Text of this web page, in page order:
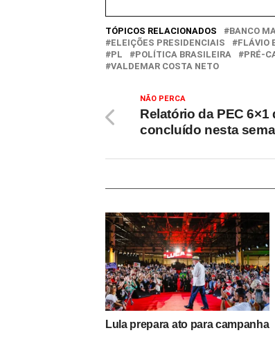
TÓPICOS RELACIONADOS BANCO
ELEIÇÕES PRESIDENCIAIS
FLÁVIO
PL
POLÍTICA BRASILEIRA PRÉ-
VALDEMAR COSTA NETO
NÃO PERCA
Relatório da PEC 6×1
concluído nesta
Lula prepara ato para campanha